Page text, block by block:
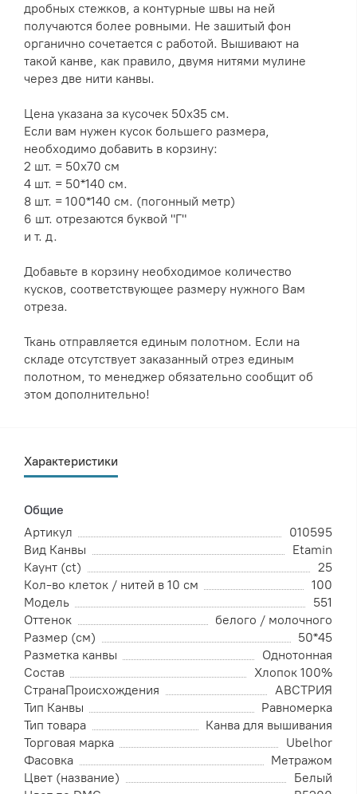
дробных стежков, а контурные швы на ней
получаются более ровными. Не зашитый фон
органично сочетается с работой. Вышивают на
такой канве, как правило, двумя нитями мулине
через две нити канвы.
Цена указана за кусочек 50х35 см.
Если вам нужен кусок большего размера,
необходимо добавить в корзину:
2 шт. = 50х70 см
4 шт. = 50*140 см.
8 шт. = 100*140 см. (погонный метр)
6 шт. отрезаются буквой "Г"
и т. д.
Добавьте в корзину необходимое количество
кусков, соответствующее размеру нужного Вам
отреза.
Ткань отправляется единым полотном. Если на
складе отсутствует заказанный отрез единым
полотном, то менеджер обязательно сообщит об
этом дополнительно!
Характеристики
Общие
Артикул
010595
Вид Канвы
Etamin
Каунт (ct)
25
Кол-во клеток / нитей в 10 см
100
Модель
551
Оттенок
белого / молочного
Размер (см)
50*45
Разметка канвы
Однотонная
Состав
Хлопок 100%
СтранаПроисхождения
АВСТРИЯ
Тип Канвы
Равномерка
Тип товара
Канва для вышивания
Торговая марка
Ubelhor
Фасовка
Метражом
Цвет (название)
Белый